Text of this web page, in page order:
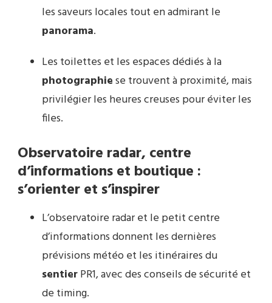
les saveurs locales tout en admirant le
panorama.
Les toilettes et les espaces dédiés à la
photographiese trouvent à proximité, mais
privilégier les heures creuses pour éviter les
files.
Observatoire radar, centre
d’informations et boutique :
s’orienter et s’inspirer
L’observatoire radar et le petit centre
d’informations donnent les dernières
prévisions météo et les itinéraires du
sentierPR1, avec des conseils de sécurité et
de timing.